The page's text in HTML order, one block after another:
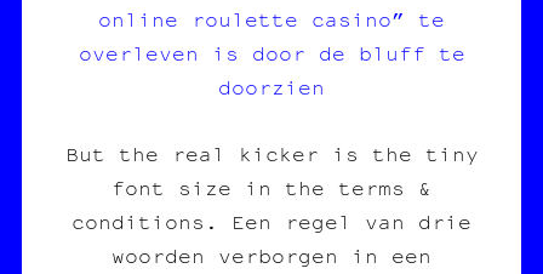
online roulette casino” te
overleven is door de bluff te
doorzien
But the real kicker is the tiny
font size in the terms &
conditions. Een regel van drie
woorden verborgen in een